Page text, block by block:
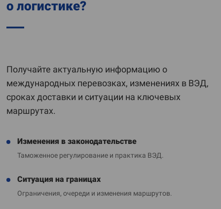
о логистике?
Получайте актуальную информацию о
международных перевозках, изменениях в ВЭД,
сроках доставки и ситуации на ключевых
маршрутах.
Изменения в законодательстве
Таможенное регулирование и практика ВЭД.
Ситуация на границах
Ограничения, очереди и изменения маршрутов.